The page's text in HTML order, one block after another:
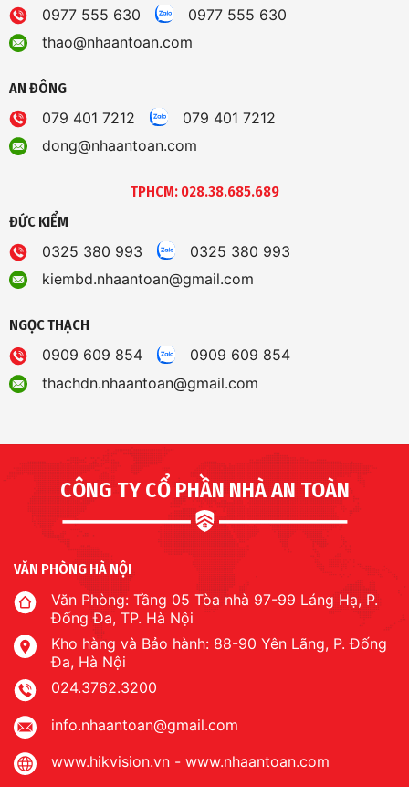
0977 555 630
0977 555 630
thao@nhaantoan.com
AN ĐÔNG
079 401 7212
079 401 7212
dong@nhaantoan.com
TPHCM: 028.38.685.689
ĐỨC KIỂM
0325 380 993
0325 380 993
kiembd.nhaantoan@gmail.com
NGỌC THẠCH
0909 609 854
0909 609 854
thachdn.nhaantoan@gmail.com
CÔNG TY CỔ PHẦN NHÀ AN TOÀN
VĂN PHÒNG HÀ NỘI
Văn Phòng: Tầng 05 Tòa nhà 97-99 Láng Hạ, P.
Đống Đa, TP. Hà Nội
Kho hàng và Bảo hành: 88-90 Yên Lãng, P. Đống
Đa, Hà Nội
024.3762.3200
info.nhaantoan@gmail.com
www.hikvision.vn - www.nhaantoan.com